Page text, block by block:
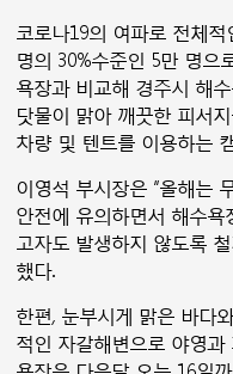
코로나19의 여파로 전체
명의 30%수준인 5만 명으
욕장과 비교해 경주시 해
닷물이 맑아 깨끗한 피서
차량 및 텐트를 이용하는
이영석 부시장은 “올해는
안전에 유의하면서 해수
고자도 발생하지 않도록
했다.
한편, 눈부시게 맑은 바다
적인 자갈해변으로 야영